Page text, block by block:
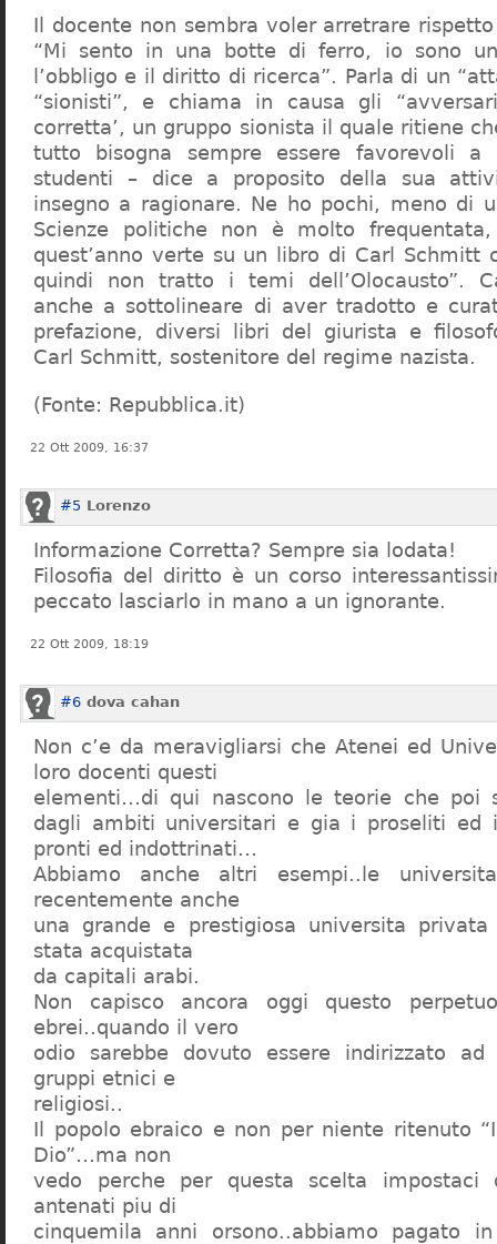
Il docente non sembra voler arretrare
“Mi sento in una botte di ferro, io sono
l’obbligo e il diritto di ricerca”. Parla di un
“sionisti”, e chiama in causa gli
corretta’, un gruppo sionista il quale ritiene
tutto bisogna sempre essere favorevoli a
studenti – dice a proposito della sua
insegno a ragionare. Ne ho pochi, meno di
Scienze politiche non è molto
quest’anno verte su un libro di Carl Schmitt
quindi non tratto i temi dell’Olocausto”.
anche a sottolineare di aver tradotto e
prefazione, diversi libri del giurista e
Carl Schmitt, sostenitore del regime nazista.
(Fonte: Repubblica.it)
22 Ott 2009, 16:37
#5 Lorenzo
Informazione Corretta? Sempre sia lodata!
Filosofia del diritto è un corso
peccato lasciarlo in mano a un ignorante.
22 Ott 2009, 18:19
#6 dova cahan
Non c’e da meravigliarsi che Atenei ed
loro docenti questi
elementi…di qui nascono le teorie che poi
dagli ambiti universitari e gia i proseliti ed
pronti ed indottrinati…
Abbiamo anche altri esempi..le
recentemente anche
una grande e prestigiosa universita
stata acquistata
da capitali arabi.
Non capisco ancora oggi questo
ebrei..quando il vero
odio sarebbe dovuto essere indirizzato
gruppi etnici e
religiosi..
Il popolo ebraico e non per niente ritenuto
Dio”…ma non
vedo perche per questa scelta
antenati piu di
cinquemila anni orsono..abbiamo pagato